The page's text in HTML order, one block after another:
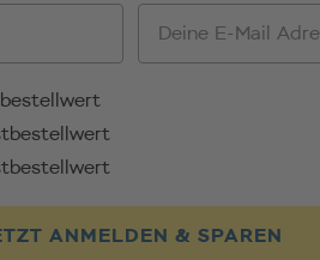
Email
ANMELDEN & SPAREN